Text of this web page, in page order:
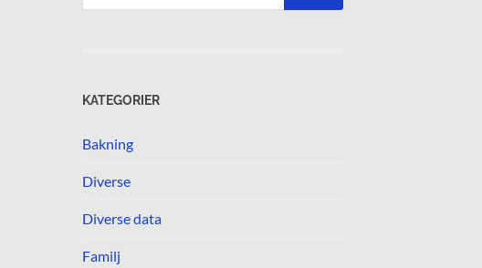
KATEGORIER
Bakning
Diverse
Diverse data
Familj